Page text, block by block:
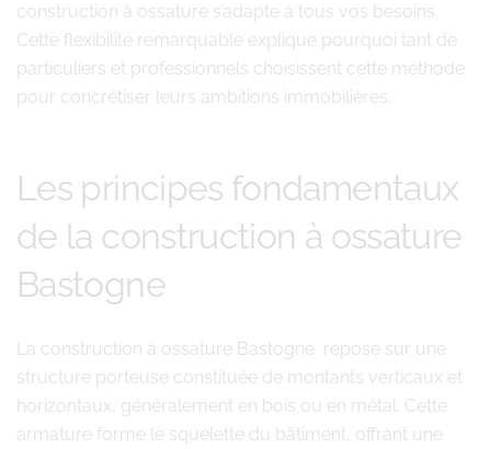
construction à ossature s’adapte à tous vos besoins.
Cette flexibilité remarquable explique pourquoi tant de
particuliers et professionnels choisissent cette méthode
pour concrétiser leurs ambitions immobilières.
Les principes fondamentaux
de la construction à ossature
Bastogne
La construction à ossature Bastogne repose sur une
structure porteuse constituée de montants verticaux et
horizontaux, généralement en bois ou en métal. Cette
armature forme le squelette du bâtiment, offrant une